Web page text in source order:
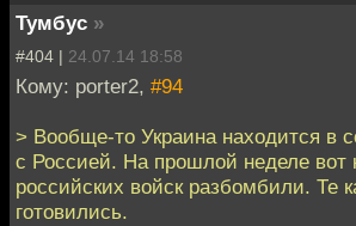
Тумбус »
#404 | 24.07.14 18:58
Кому: porter2, #94
> Вообще-то Украина находится в
с Россией. На прошлой неделе вот
российских войск разбомбили. Те
готовились.